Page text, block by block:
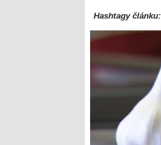
Hashtagy článku: